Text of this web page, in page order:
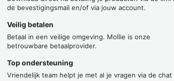
de bevestigingsmail en/of via jouw account.
Veilig betalen
Betaal in een veilige omgeving. Mollie is onze
betrouwbare betaalprovider.
Top ondersteuning
Vriendelijk team helpt je met al je vragen via de chat